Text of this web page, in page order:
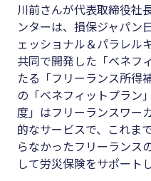
川前さんが代表取締役社
ンターは、損保ジャパン
ェッショナル＆パラレル
共同で開発した「ベネフ
たる「フリーランス所得
の「ベネフィットプラン
度」はフリーランスワー
的なサービスで、これま
らなかったフリーランス
して労災保険をサポート